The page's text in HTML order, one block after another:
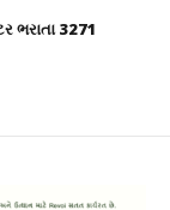
ભરાતા 3271